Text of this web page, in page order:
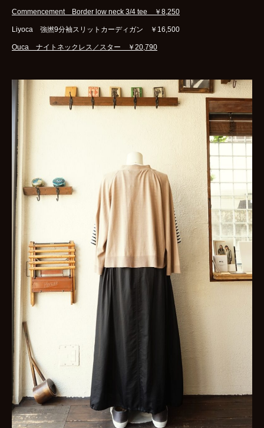
Commencement Border low neck 3/4 tee ￥8,250
Liyoca 強撚9分袖スリットカーディガン ￥16,500
Ouca ナイトネックレス／スター ￥20,790